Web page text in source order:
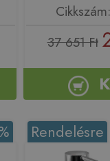
37 651 Ft
Rendelésre